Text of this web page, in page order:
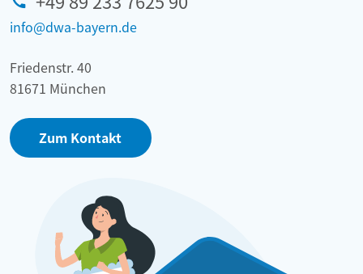
info@dwa-bayern.de
Friedenstr. 40
81671 München
Zum Kontakt